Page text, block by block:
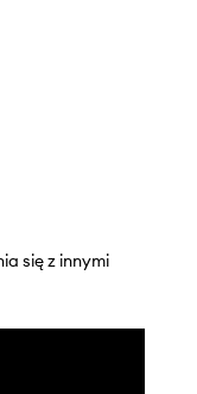
się z innymi